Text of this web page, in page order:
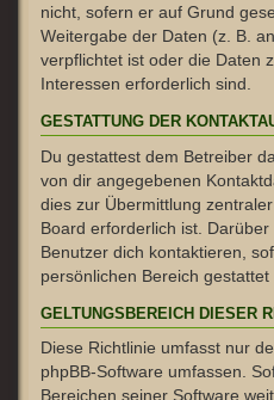
nicht, sofern er auf Grund
Weitergabe der Daten (z. B.
verpflichtet ist oder die Daten
Interessen erforderlich sind.
GESTATTUNG DER
Du gestattest dem Betreiber
von dir angegebenen
dies zur Übermittlung
Board erforderlich ist.
Benutzer dich kontaktieren,
persönlichen Bereich gestattet
GELTUNGSBEREICH DIESER
Diese Richtlinie umfasst nur
phpBB-Software umfassen.
Bereichen seiner Software